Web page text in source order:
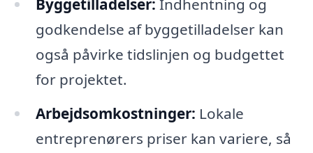
godkendelse af byggetilladelser kan
også påvirke tidslinjen og budgettet
for projektet.
Arbejdsomkostninger: Lokale
entreprenørers priser kan variere, så